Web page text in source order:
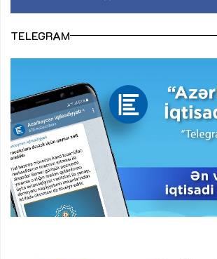
TELEGRAM